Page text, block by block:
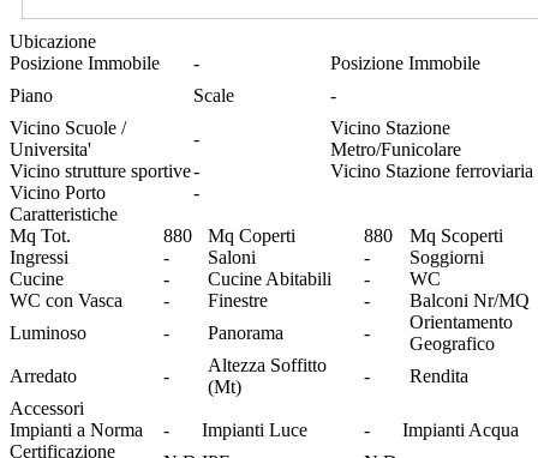
Ubicazione
Posizione Immobile
-
Posizione Immobile
Piano
Scale
-
Vicino Scuole /
Universita'
-
Vicino Stazione
Metro/Funicolare
Vicino strutture sportive-
Vicino Stazione ferroviaria
Vicino Porto
-
Caratteristiche
Mq Tot.
880 Mq Coperti 880
Mq Scoperti
Ingressi
- Saloni -
Soggiorni
Cucine
- Cucine Abitabili -
WC
WC con Vasca
- Finestre -
Balconi Nr/MQ
Luminoso
- Panorama -
Orientamento
Geografico
Arredato
-
Altezza Soffitto
(Mt)
-
Rendita
Accessori
Impianti a Norma
- Impianti Luce -
Impianti Acqua
Certificazione